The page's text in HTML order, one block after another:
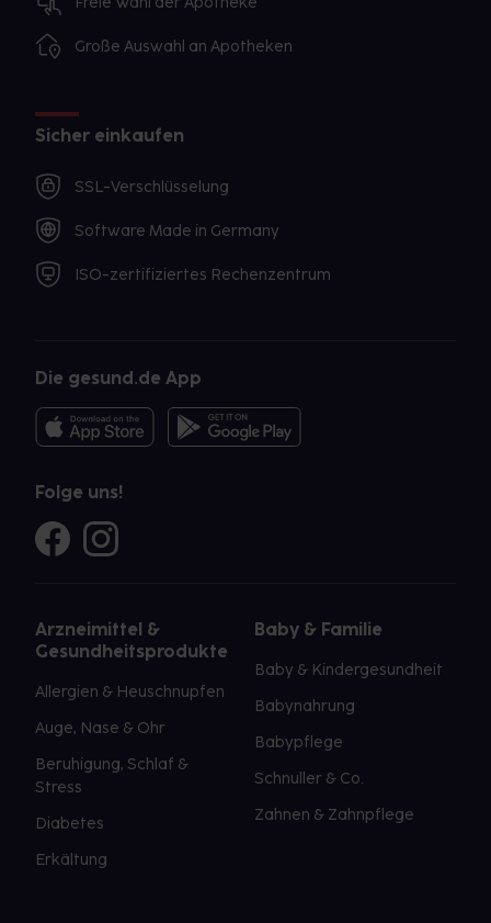
Große Auswahl an Apotheken
Sicher einkaufen
SSL-Verschlüsselung
Software Made in Germany
ISO-zertifiziertes Rechenzentrum
Die gesund.de App
Folge uns!
Arzneimittel &
Gesundheitsprodukte
Allergien & Heuschnupfen
Auge, Nase & Ohr
Beruhigung, Schlaf &
Stress
Diabetes
Erkältung
Baby & Familie
Baby & Kindergesundheit
Babynahrung
Babypflege
Schnuller & Co.
Zahnen & Zahnpflege